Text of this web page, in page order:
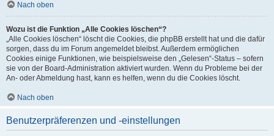
Nach oben
Wozu ist die Funktion „Alle Cookies löschen“?
„Alle Cookies löschen“ löscht die Cookies, die phpBB erstellt hat und die dafür
sorgen, dass du im Forum angemeldet bleibst. Außerdem ermöglichen
Cookies einige Funktionen, wie beispielsweise den „Gelesen“-Status – sofern
sie von der Board-Administration aktiviert wurden. Wenn du Probleme bei der
An- oder Abmeldung hast, kann es helfen, wenn du die Cookies löscht.
Nach oben
Benutzerpräferenzen und -einstellungen